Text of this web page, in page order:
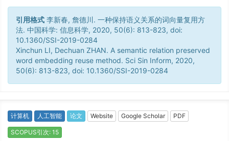
引用格式 李新春, 詹德川. 一种保持语义关系的词向量复用方
法. 中国科学: 信息科学, 2020, 50(6): 813-823, doi:
10.1360/SSI-2019-0284
Xinchun LI, Dechuan ZHAN. A semantic relation preserved
word embedding reuse method. Sci Sin Inform, 2020,
50(6): 813-823, doi: 10.1360/SSI-2019-0284
计算机 人工智能 论文 Website Google Scholar PDF
SCOPUS引次: 15